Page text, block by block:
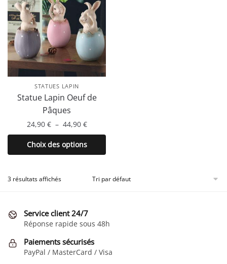
Les
options
peuvent
être
choisies
la
page
produit
STATUES LAPIN
Statue Lapin Oeuf de
Pâques
24,90 € – 44,90 €Plage
de
prix :
24,90 €
44,90 €
Choix des options
Ce
produit
plusieurs
options
peuvent
être
choisies
3 résultats affichés
Service client 24/7
Réponse rapide sous 48h
Paiements sécurisés
PayPal / MasterCard / Visa